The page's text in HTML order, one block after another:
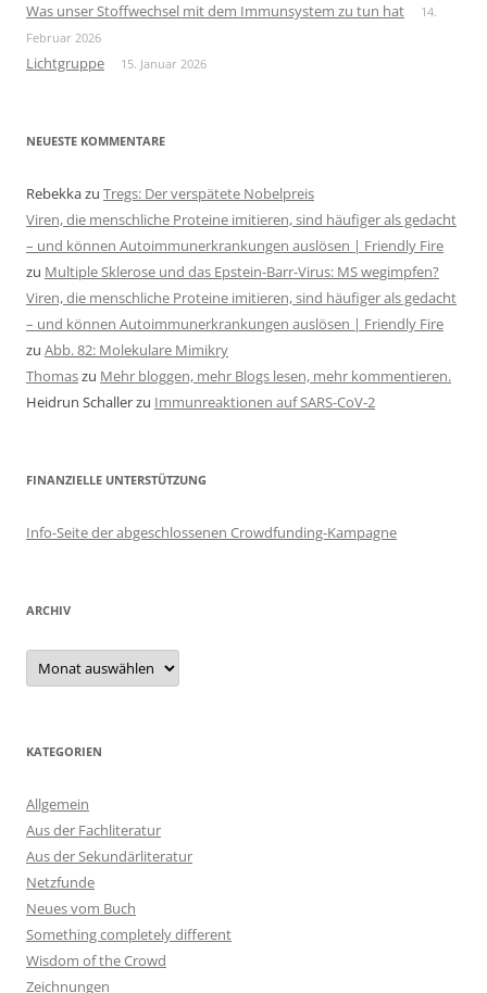
Was unser Stoffwechsel mit dem Immunsystem zu tun hat
14.
Februar 2026
Lichtgruppe 15. Januar 2026
NEUESTE KOMMENTARE
Rebekkazu Tregs: Der verspätete Nobelpreis
Viren, die menschliche Proteine imitieren, sind häufiger als gedacht
– und können Autoimmunerkrankungen auslösen | Friendly Fire
zu Multiple Sklerose und das Epstein-Barr-Virus: MS wegimpfen?
Viren, die menschliche Proteine imitieren, sind häufiger als gedacht
– und können Autoimmunerkrankungen auslösen | Friendly Fire
zu Abb. 82: Molekulare Mimikry
Thomaszu Mehr bloggen, mehr Blogs lesen, mehr kommentieren.
Heidrun Schallerzu Immunreaktionen auf SARS-CoV-2
FINANZIELLE UNTERSTÜTZUNG
Info-Seite der abgeschlossenen Crowdfunding-Kampagne
ARCHIV
Archiv
KATEGORIEN
Allgemein
Aus der Fachliteratur
Aus der Sekundärliteratur
Netzfunde
Neues vom Buch
Something completely different
Wisdom of the Crowd
Zeichnungen